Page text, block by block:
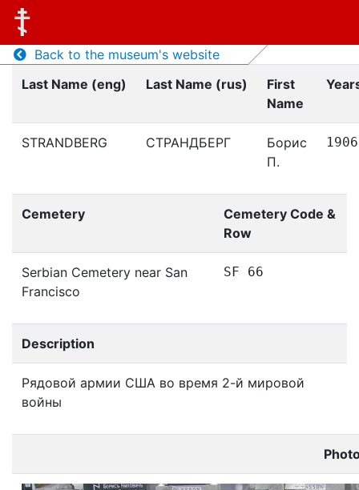
Back to the museum's website
Last Name (eng)
Last Name (rus)
First
Name
STRANDBERG СТРАНДБЕРГ
Борис
П.
1906
Cemetery
Cemetery Code &
Row
Serbian Cemetery near San
Francisco
SF 66
Description
Рядовой армии США во время 2-й мировой
войны